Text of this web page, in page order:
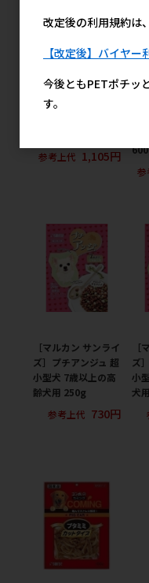
［マルカン サンライ
ズ］スタイルズ チワ
参考上代 1,105円
［
参
［マルカン サンライ
ズ］プチアンジュ 超
小型犬 7歳以上の高
齢犬用 250g
参考上代 730円
ズ
小
犬
改定後の利用規約は
【改定後】バイヤー
今後ともPETポチッ
す。